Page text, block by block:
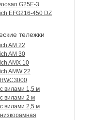
G25E-3
EFG216-450 DZ
тележки
AM 22
AM 30
AMX 10
AMW 22
вилами 1,5 м
вилами 2 м
вилами 2,5 м